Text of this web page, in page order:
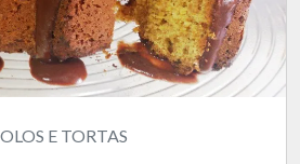
E TORTAS